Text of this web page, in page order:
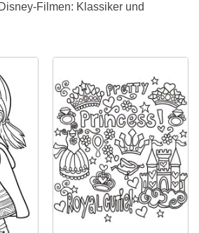
Filmen: Klassiker und